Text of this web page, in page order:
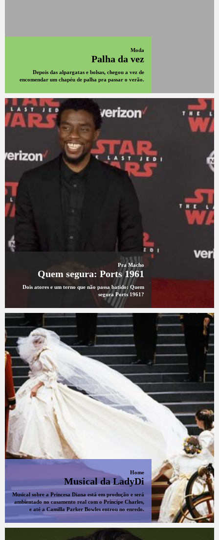
Moda
Palha da vez
Depois das alpargatas e bolsas, chegou a vez de
encomendar um chapéu de palha pra passar o verão.
Pra Macho
Quem segura: Ports 1961
Dois atores e um terno que não passa batido: Quem
segura Ports 1961?
Home
Musical da LadyDi
Musical sobre a Princesa Diana está em produção e será
ambientado no casamento real com o Príncipe Charles,
e até a Camilla Parker Bowles entrou no enredo.